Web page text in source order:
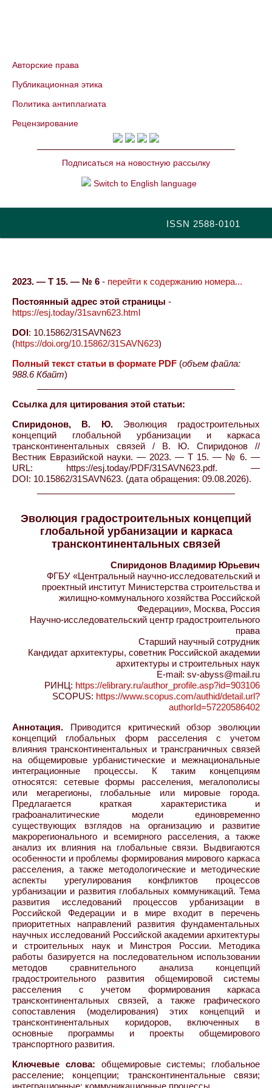
Авторские права
Публикационная этика
Политика антиплагиата
Рецензирование
Подписаться на новостную рассылку
Switch to English language
ISSN 2588-0101
2023. — Т 15. — № 6 - перейти к содержанию номера...
Постоянный адрес этой страницы -
https://esj.today/31savn623.html
DOI: 10.15862/31SAVN623
(https://doi.org/10.15862/31SAVN623)
Полный текст статьи в формате PDF (объем файла:
988.6 Кбайт)
Ссылка для цитирования этой статьи:
Спиридонов, В. Ю.Эволюция градостроительных
концепций глобальной урбанизации и каркаса
трансконтинентальных связей / В. Ю. Спиридонов //
Вестник Евразийской науки. — 2023. — Т 15. — № 6. —
URL: https://esj.today/PDF/31SAVN623.pdf. —
DOI: 10.15862/31SAVN623. (дата обращения: 09.08.2026).
Эволюция градостроительных концепций
глобальной урбанизации и каркаса
трансконтинентальных связей
Спиридонов Владимир Юрьевич
ФГБУ «Центральный научно-исследовательский и
проектный институт Министерства строительства и
жилищно-коммунального хозяйства Российской
Федерации», Москва, Россия
Научно-исследовательский центр градостроительного
права
Старший научный сотрудник
Кандидат архитектуры, советник Российской академии
архитектуры и строительных наук
E-mail: sv-abyss@mail.ru
РИНЦ: https://elibrary.ru/author_profile.asp?id=903106
SCOPUS: https://www.scopus.com/authid/detail.url?
authorId=57220586402
Аннотация. Приводится критический обзор эволюции
концепций глобальных форм расселения с учетом
влияния трансконтинентальных и трансграничных связей
на общемировые урбанистические и межнациональные
интеграционные процессы. К таким концепциям
относятся: сетевые формы расселения, мегалополисы
или мегарегионы, глобальные или мировые города.
Предлагается краткая характеристика и
графоаналитические модели единовременно
существующих взглядов на организацию и развитие
макрорегионального и всемирного расселения, а также
анализ их влияния на глобальные связи. Выдвигаются
особенности и проблемы формирования мирового каркаса
расселения, а также методологические и методические
аспекты урегулирования конфликтов процессов
урбанизации и развития глобальных коммуникаций. Тема
развития исследований процессов урбанизации в
Российской Федерации и в мире входит в перечень
приоритетных направлений развития фундаментальных
научных исследований Российской академии архитектуры
и строительных наук и Минстроя России. Методика
работы базируется на последовательном использовании
методов сравнительного анализа концепций
градостроительного развития общемировой системы
расселения с учетом формирования каркаса
трансконтинентальных связей, а также графического
сопоставления (моделирования) этих концепций и
трансконтинентальных коридоров, включенных в
основные программы и проекты общемирового
транспортного развития.
Ключевые слова: общемировые системы; глобальное
расселение; концепции; трансконтинентальные связи;
интеграционные; коммуникационные процессы